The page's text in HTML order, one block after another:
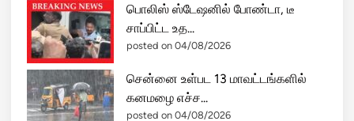
பொலிஸ் ஸ்டேஷனில் போண்டா, டீ
சாப்பிட்ட உத...
posted on 04/08/2026
சென்னை உள்பட 13 மாவட்டங்களில்
கனமழை எச்ச...
posted on 04/08/2026